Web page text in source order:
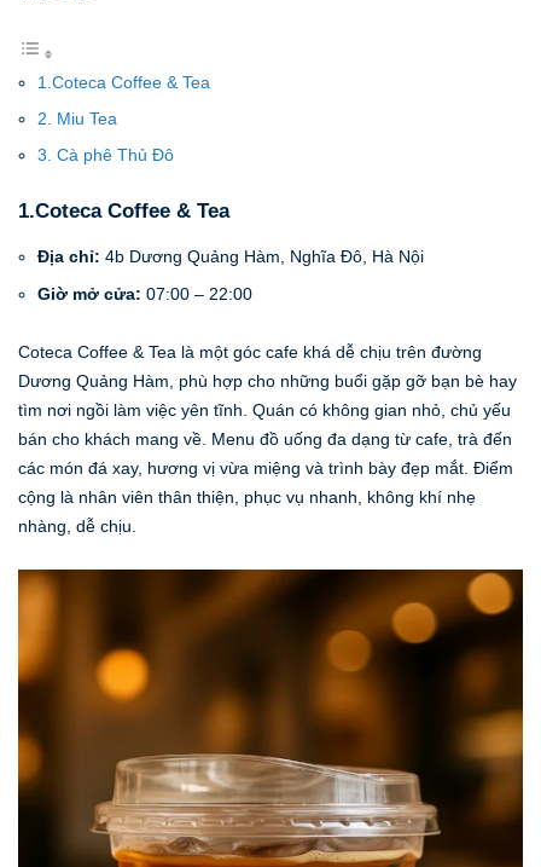
1.Coteca Coffee & Tea
2. Miu Tea
3. Cà phê Thủ Đô
1.Coteca Coffee & Tea
Địa chỉ: 4b Dương Quảng Hàm, Nghĩa Đô, Hà Nội
Giờ mở cửa: 07:00 – 22:00
Coteca Coffee & Tea là một góc cafe khá dễ chịu trên đường
Dương Quảng Hàm, phù hợp cho những buổi gặp gỡ bạn bè hay
tìm nơi ngồi làm việc yên tĩnh. Quán có không gian nhỏ, chủ yếu
bán cho khách mang về. Menu đồ uống đa dạng từ cafe, trà đến
các món đá xay, hương vị vừa miệng và trình bày đẹp mắt. Điểm
cộng là nhân viên thân thiện, phục vụ nhanh, không khí nhẹ
nhàng, dễ chịu.